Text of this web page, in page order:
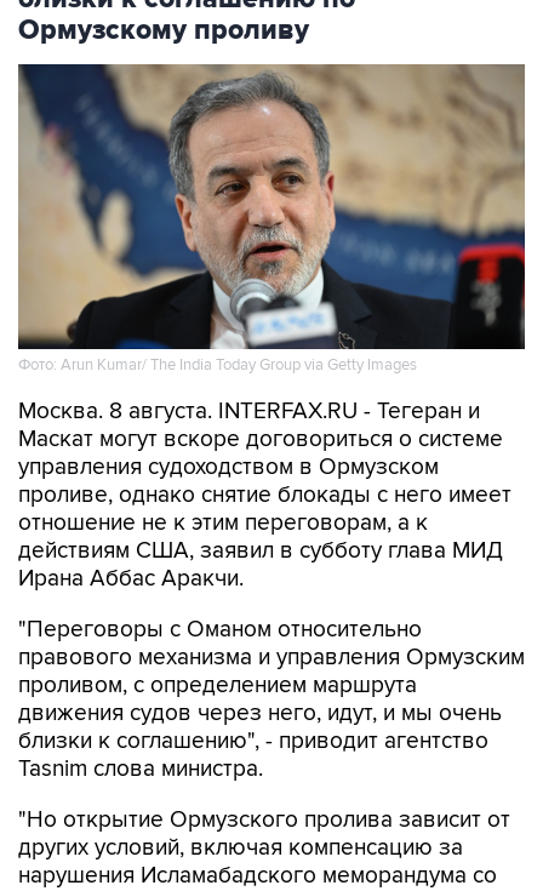
Фото: Arun Kumar/ The India Today Group via Getty Images
Москва. 8 августа. INTERFAX.RU - Тегеран и
управления судоходством в Ормузском
проливе, однако снятие блокады с него имеет
отношение не к этим переговорам, а к
действиям США, заявил в субботу глава МИД
Ирана Аббас Аракчи.
"Переговоры с Оманом относительно
проливом, с определением маршрута
движения судов через него, идут, и мы очень
близки к соглашению", - приводит агентство
Tasnim слова министра.
"Но открытие Ормузского пролива зависит от
нарушения Исламабадского меморандума со
стороны США", - продолжил Аракчи.